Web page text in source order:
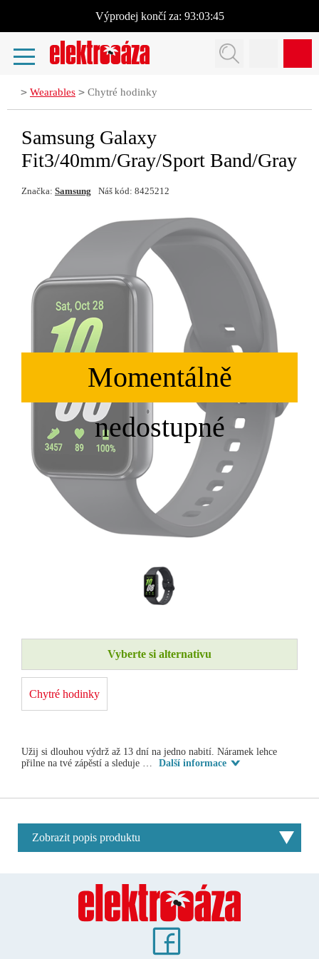
Výprodej končí za: 93:03:45
> Wearables > Chytré hodinky
Samsung Galaxy
Fit3/40mm/Gray/Sport Band/Gray
Značka: Samsung Náš kód: 8425212
Vyberte si alternativu
Chytré hodinky
Užij si dlouhou výdrž až 13 dní na jedno nabití. Náramek lehce
přilne na tvé zápěstí a sleduje …
Další informace
Zobrazit popis produktu